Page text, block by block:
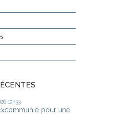
10h33
pour une